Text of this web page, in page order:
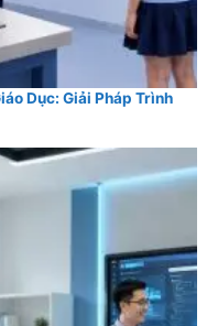
Dục: Giải Pháp Trình